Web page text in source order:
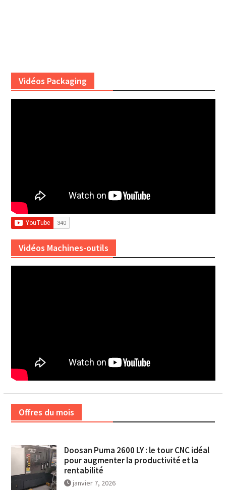
Vidéos Packaging
Vidéos Machines-outils
Offres du mois
Doosan Puma 2600 LY : le tour CNC idéal
pour augmenter la productivité et la
rentabilité
janvier 7, 2026